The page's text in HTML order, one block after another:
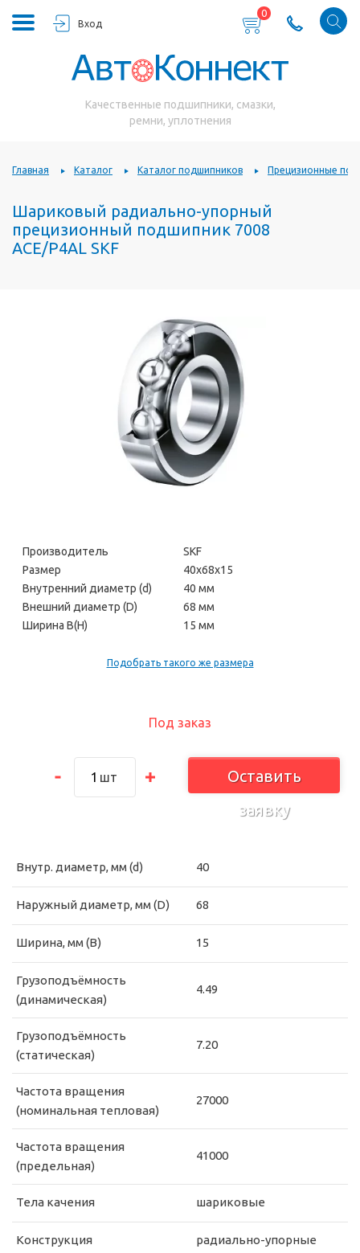
Вход
0
Качественные подшипники, смазки,
ремни, уплотнения
Главная Каталог Каталог подшипников Прецизионные
Шариковый радиально-упорный
прецизионный подшипник 7008
ACE/P4AL SKF
Под заказ
шт
Оставить
заявку
Производитель
SKF
Размер
40х68х15
Внутренний диаметр (d)
40 мм
Внешний диаметр (D)
68 мм
Ширина В(H)
15 мм
Подобрать такого же размера
Внутр. диаметр, мм (d) 40
Наружный диаметр, мм (D) 68
Ширина, мм (B) 15
Грузоподъёмность
(динамическая)
4.49
Грузоподъёмность
(статическая)
7.20
Частота вращения
(номинальная тепловая)
27000
Частота вращения
(предельная)
41000
Тела качения шариковые
Конструкция радиально-упорные